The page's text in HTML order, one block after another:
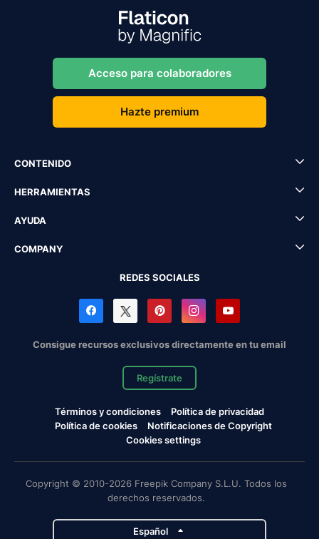
Acceso para colaboradores
Hazte premium
CONTENIDO
HERRAMIENTAS
AYUDA
COMPANY
REDES SOCIALES
Consigue recursos exclusivos directamente en tu email
Regístrate
Términos y condiciones
Política de privacidad
Política de cookies
Notificaciones de Copyright
Cookies settings
Copyright © 2010-2026 Freepik Company S.L.U. Todos los
derechos reservados.
Español